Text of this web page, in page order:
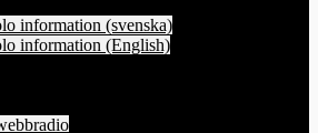
information (svenska)
information (English)